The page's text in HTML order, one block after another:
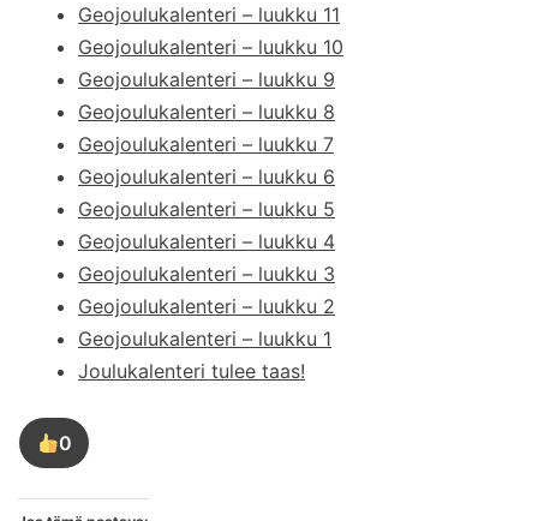
Geojoulukalenteri – luukku 11
Geojoulukalenteri – luukku 10
Geojoulukalenteri – luukku 9
Geojoulukalenteri – luukku 8
Geojoulukalenteri – luukku 7
Geojoulukalenteri – luukku 6
Geojoulukalenteri – luukku 5
Geojoulukalenteri – luukku 4
Geojoulukalenteri – luukku 3
Geojoulukalenteri – luukku 2
Geojoulukalenteri – luukku 1
Joulukalenteri tulee taas!
0
Tykkää
tästä